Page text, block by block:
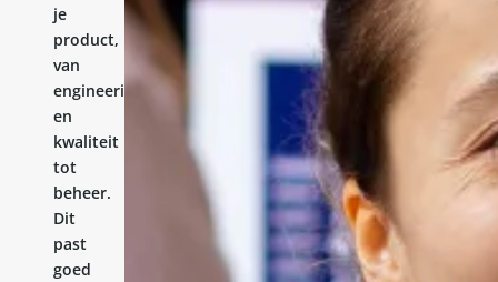
je
product,
van
engineering
en
kwaliteit
tot
beheer.
Dit
past
goed